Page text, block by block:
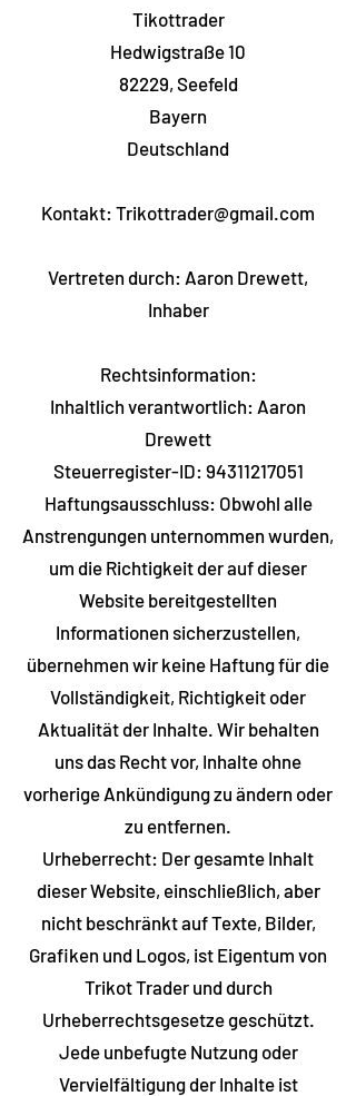
Tikottrader
Hedwigstraße 10
82229, Seefeld
Bayern
Deutschland
Kontakt: Trikottrader@gmail.com
Vertreten durch: Aaron Drewett,
Inhaber
Rechtsinformation:
Inhaltlich verantwortlich: Aaron
Drewett
Steuerregister-ID: 94311217051
Haftungsausschluss: Obwohl alle
Anstrengungen unternommen wurden,
um die Richtigkeit der auf dieser
Website bereitgestellten
Informationen sicherzustellen,
übernehmen wir keine Haftung für die
Vollständigkeit, Richtigkeit oder
Aktualität der Inhalte. Wir behalten
uns das Recht vor, Inhalte ohne
vorherige Ankündigung zu ändern oder
zu entfernen.
Urheberrecht: Der gesamte Inhalt
dieser Website, einschließlich, aber
nicht beschränkt auf Texte, Bilder,
Grafiken und Logos, ist Eigentum von
Trikot Trader und durch
Urheberrechtsgesetze geschützt.
Jede unbefugte Nutzung oder
Vervielfältigung der Inhalte ist